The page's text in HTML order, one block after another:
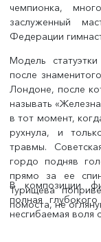
чемпионка,
заслуженный
Федерации
Модель
после
Лондоне, после
называть
в тот момент,
рухнула, и
травмы.
гордо подняв
прямо за ее
Турищева
помоста, не
В композиции
полная
несгибаемая воля